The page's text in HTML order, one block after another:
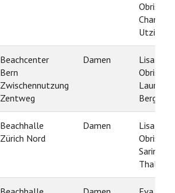
Obrist /
Chantal
Utzinger
Beachcenter
Bern
Zwischennutzung
Zentweg
Damen
Lisa
Obrist /
Laura
Berger
Beachhalle
Zürich Nord
Damen
Lisa
Obrist /
Sarina